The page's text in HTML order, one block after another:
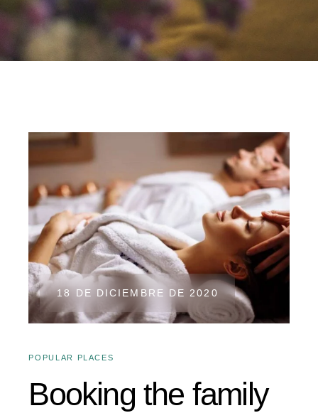
18 DE DICIEMBRE DE 2020
POPULAR PLACES
Booking the family